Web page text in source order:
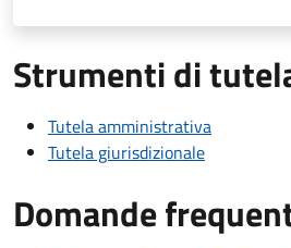
Strumenti di
Tutela amministrativa
Tutela giurisdizionale
Domande